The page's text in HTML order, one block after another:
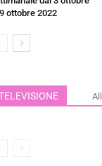
ottobre 2022
All